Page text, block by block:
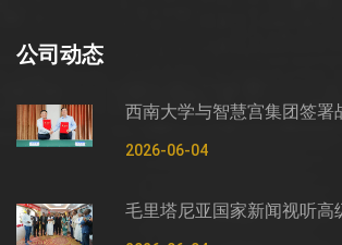
公司动态
2026-06-04